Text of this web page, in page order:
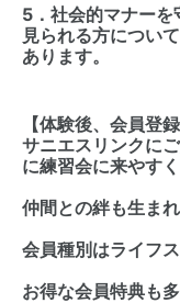
5．社会的マナー
見られる方につい
あります。
【体験後、会員登
サニエスリンクに
に練習会に来やすく
仲間との絆も生ま
会員種別はライフ
お得な会員特典も多